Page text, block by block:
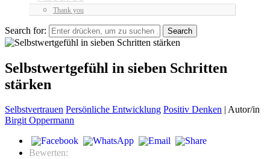
Thank you
Search for:
Selbstwertgefühl in sieben Schritten
stärken
Selbstvertrauen Persönliche Entwicklung Positiv Denken | Autor/in
Birgit Oppermann
Bewerten: